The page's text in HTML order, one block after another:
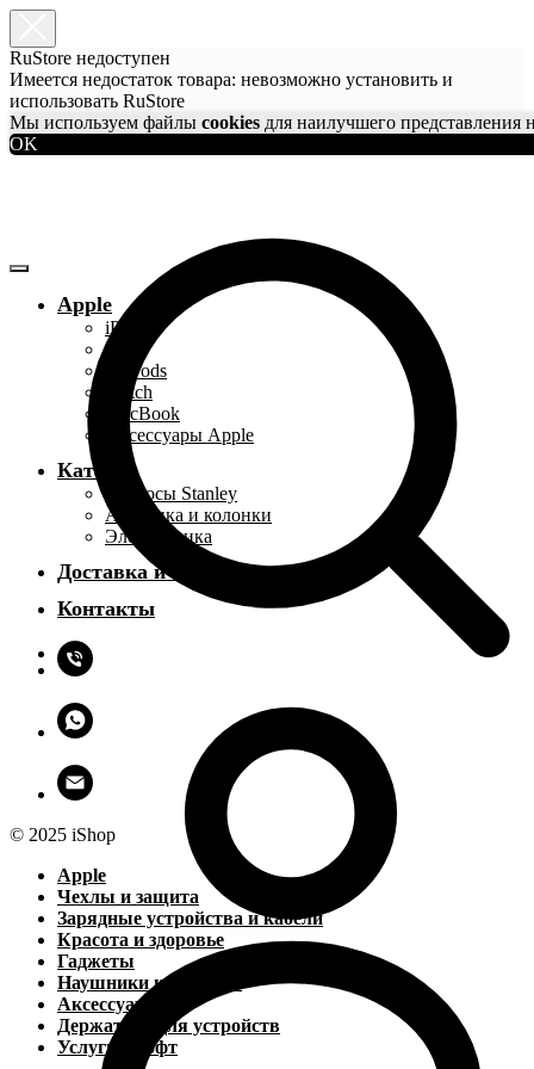
RuStore недоступен
Имеется недостаток товара: невозможно установить и
использовать RuStore
Мы используем файлы cookies для наилучшего представления
OK
Apple
iPhone
iPad
AirPods
Watch
MacBook
Аксессуары Apple
Каталог
Термосы Stanley
Акустика и колонки
Электроника
Доставка и оплата
Контакты
© 2025 iShop
Apple
Чехлы и защита
Зарядные устройства и кабели
Красота и здоровье
Гаджеты
Наушники и колонки
Аксессуары
Держатели для устройств
Услуги и софт